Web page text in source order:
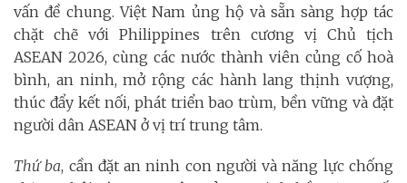
vấn đề chung. Việt Nam ủng hộ và sẵn sàng hợp tác
chặt chẽ với Philippines trên cương vị Chủ tịch
ASEAN 2026, cùng các nước thành viên củng cố hoà
bình, an ninh, mở rộng các hành lang thịnh vượng,
thúc đẩy kết nối, phát triển bao trùm, bền vững và đặt
người dân ASEAN ở vị trí trung tâm.
Thứ ba, cần đặt an ninh con người và năng lực chống